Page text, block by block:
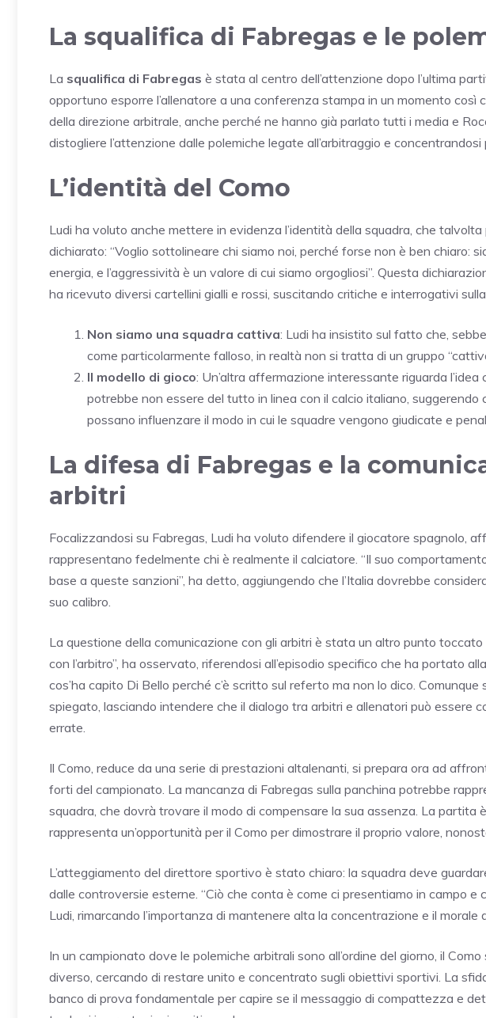
La squalifica di Fabregas e le
La squalifica di Fabregas è stata al centro dell’attenzione dopo l’ultima
opportuno esporre l’allenatore a una conferenza stampa in un momento così
della direzione arbitrale, anche perché ne hanno già parlato tutti i media e
distogliere l’attenzione dalle polemiche legate all’arbitraggio e
L’identità del Como
Ludi ha voluto anche mettere in evidenza l’identità della squadra, che
dichiarato: “Voglio sottolineare chi siamo noi, perché forse non è ben chiaro:
energia, e l’aggressività è un valore di cui siamo orgogliosi”. Questa
ha ricevuto diversi cartellini gialli e rossi, suscitando critiche e interrogativi
Non siamo una squadra cattiva: Ludi ha insistito sul fatto che,
come particolarmente falloso, in realtà non si tratta di un gruppo
Il modello di gioco: Un’altra affermazione interessante riguarda l’idea
potrebbe non essere del tutto in linea con il calcio italiano, suggerendo
possano influenzare il modo in cui le squadre vengono giudicate e
La difesa di Fabregas e la
arbitri
Focalizzandosi su Fabregas, Ludi ha voluto difendere il giocatore spagnolo,
rappresentano fedelmente chi è realmente il calciatore. “Il suo
base a queste sanzioni”, ha detto, aggiungendo che l’Italia dovrebbe
suo calibro.
La questione della comunicazione con gli arbitri è stata un altro punto toccato
con l’arbitro”, ha osservato, riferendosi all’episodio specifico che ha portato
cos’ha capito Di Bello perché c’è scritto sul referto ma non lo dico.
spiegato, lasciando intendere che il dialogo tra arbitri e allenatori può essere
errate.
Il Como, reduce da una serie di prestazioni altalenanti, si prepara ora ad
forti del campionato. La mancanza di Fabregas sulla panchina potrebbe
squadra, che dovrà trovare il modo di compensare la sua assenza. La partita
rappresenta un’opportunità per il Como per dimostrare il proprio valore,
L’atteggiamento del direttore sportivo è stato chiaro: la squadra deve
dalle controversie esterne. “Ciò che conta è come ci presentiamo in campo e
Ludi, rimarcando l’importanza di mantenere alta la concentrazione e il morale
In un campionato dove le polemiche arbitrali sono all’ordine del giorno, il
diverso, cercando di restare unito e concentrato sugli obiettivi sportivi. La
banco di prova fondamentale per capire se il messaggio di compattezza e